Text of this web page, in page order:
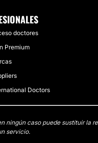
doctores
Premium
Doctors
ningún caso puede sustituir la
servicio.